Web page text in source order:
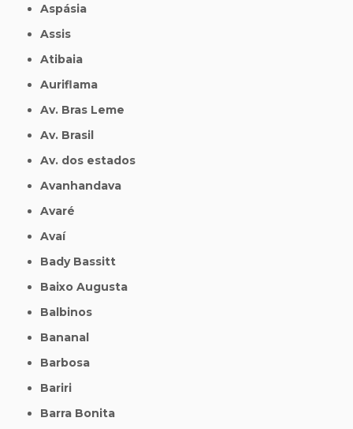
Aspásia
Assis
Atibaia
Auriflama
Av. Bras Leme
Av. Brasil
Av. dos estados
Avanhandava
Avaré
Avaí
Bady Bassitt
Baixo Augusta
Balbinos
Bananal
Barbosa
Bariri
Barra Bonita